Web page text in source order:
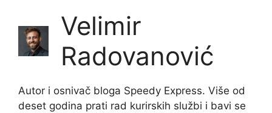
Velimir
Radovanović
Autor i osnivač bloga Speedy Express. Više od
deset godina prati rad kurirskih službi i bavi se